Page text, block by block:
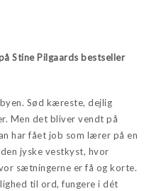
Stine Pilgaards bestseller
Sød kæreste, dejlig
Men det bliver vendt på
har fået job som lærer på en
jyske vestkyst, hvor
sætningerne er få og korte.
til ord, fungere i dét